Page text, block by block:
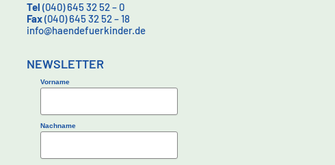
Tel (040) 645 32 52 – 0
Fax(040) 645 32 52 – 18
info@haendefuerkinder.de
NEWSLETTER
Vorname
Nachname